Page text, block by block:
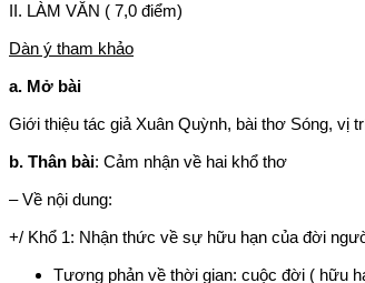
II. LÀM VĂN ( 7,0 điểm)
Dàn ý tham khảo
a. Mở bài
Giới thiệu tác giả Xuân Quỳnh, bài thơ Sóng, vị
b. Thân bài: Cảm nhận về hai khổ thơ
– Về nội dung:
+/ Khổ 1: Nhận thức về sự hữu hạn của đời
Tương phản về thời gian: cuộc đời ( hữu